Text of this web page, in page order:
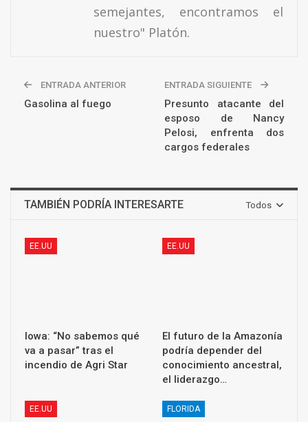
semejantes, encontramos el
nuestro" Platón.
ENTRADA ANTERIOR
Gasolina al fuego
ENTRADA SIGUIENTE
Presunto atacante del
esposo de Nancy
Pelosi, enfrenta dos
cargos federales
Todos
TAMBIÉN PODRÍA INTERESARTE
EE.UU
Iowa: “No sabemos qué
va a pasar” tras el
incendio de Agri Star
EE.UU
El futuro de la Amazonía
podría depender del
conocimiento ancestral,
el liderazgo…
EE.UU FLORIDA